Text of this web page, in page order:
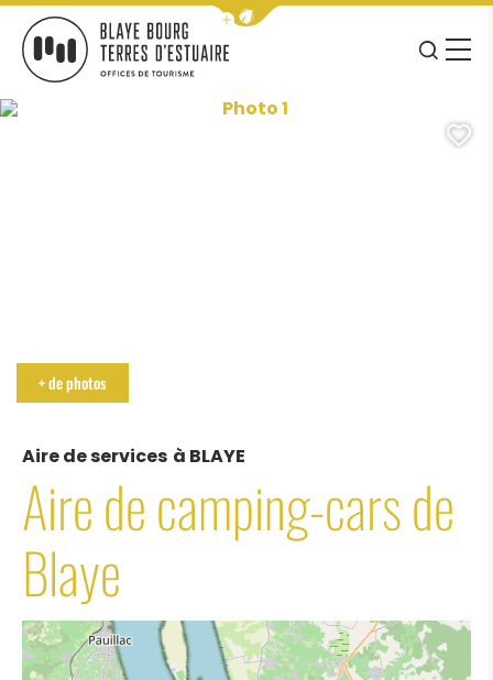
Afficher la barre de navigation
BLAYE BOURG TERRES D&#039;ESTUAIRE
JE
MENU
Aire de services à BLAYE
Aire de camping-cars de
Blaye
Photo 1, © mairie de blaye
+ de photos